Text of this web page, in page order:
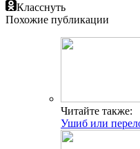
Класснуть
Похожие публикации
Читайте также:
Ушиб или